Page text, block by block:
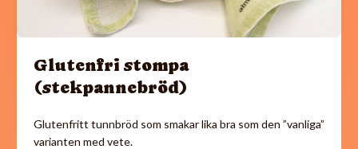
Glutenfri stompa
(stekpannebröd)
Glutenfritt tunnbröd som smakar lika bra som den ”vanliga”
varianten med vete.